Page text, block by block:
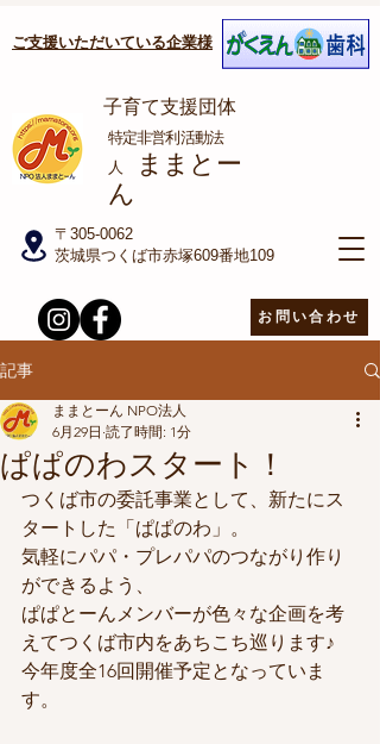
ご支援いただいている企業様
子育て支援団体
​特定非営利活動法
人
ままとー
ん
〒305-0062
茨城県つくば市赤塚609番地109
お問い合わせ
記事
ぱぱのわスタート！
ままとーん NPO法人
6月29日 読了時間: 1分
つくば市の委託事業として、新たにス
タートした「ぱぱのわ」。
気軽にパパ・プレパパのつながり作り
ができるよう、
ぱぱとーんメンバーが色々な企画を考
えてつくば市内をあちこち巡ります♪
今年度全16回開催予定となっていま
す。